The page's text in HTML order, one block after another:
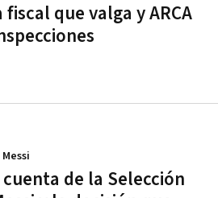
que valga y ARCA
de la Selección